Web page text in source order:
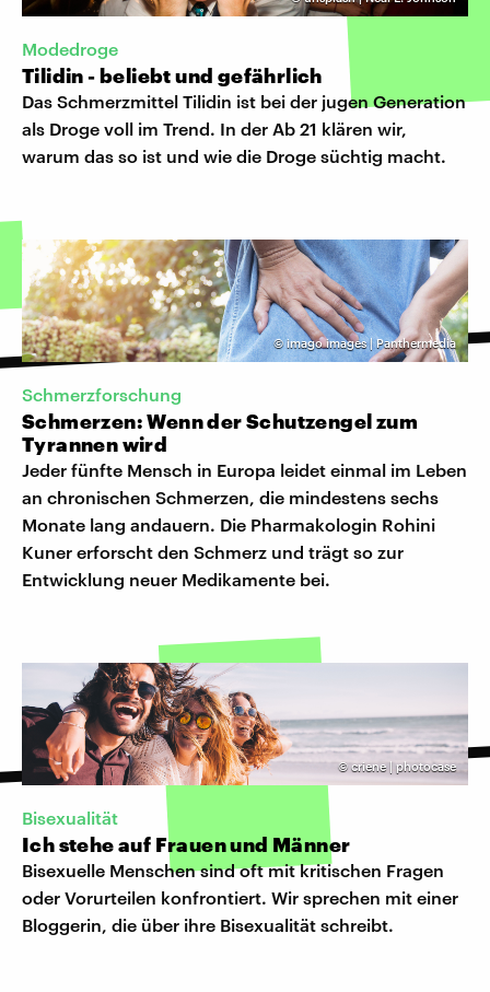
Modedroge
Tilidin - beliebt und gefährlich
Das Schmerzmittel Tilidin ist bei der jugen Generation
als Droge voll im Trend. In der Ab 21 klären wir,
warum das so ist und wie die Droge süchtig macht.
©imago images | Panthermedia
Schmerzforschung
Schmerzen: Wenn der Schutzengel zum
Tyrannen wird
Jeder fünfte Mensch in Europa leidet einmal im Leben
an chronischen Schmerzen, die mindestens sechs
Monate lang andauern. Die Pharmakologin Rohini
Kuner erforscht den Schmerz und trägt so zur
Entwicklung neuer Medikamente bei.
©criene | photocase
Bisexualität
Ich stehe auf Frauen und Männer
Bisexuelle Menschen sind oft mit kritischen Fragen
oder Vorurteilen konfrontiert. Wir sprechen mit einer
Bloggerin, die über ihre Bisexualität schreibt.